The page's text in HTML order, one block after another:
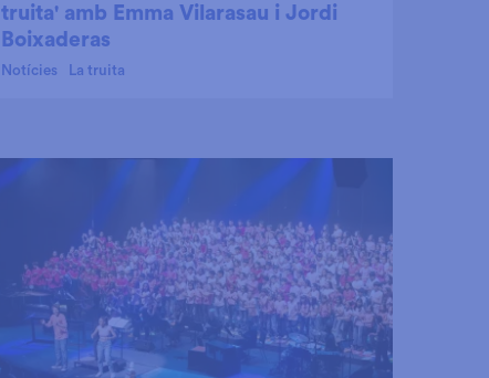
truita' amb Emma Vilarasau i Jordi
Boixaderas
Notícies La truita